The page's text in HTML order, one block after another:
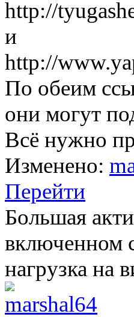
http://
и
http://
По обеим
они могут
Всё нужно
Изменено:
Перейти
Большая
включенном
нагрузка на